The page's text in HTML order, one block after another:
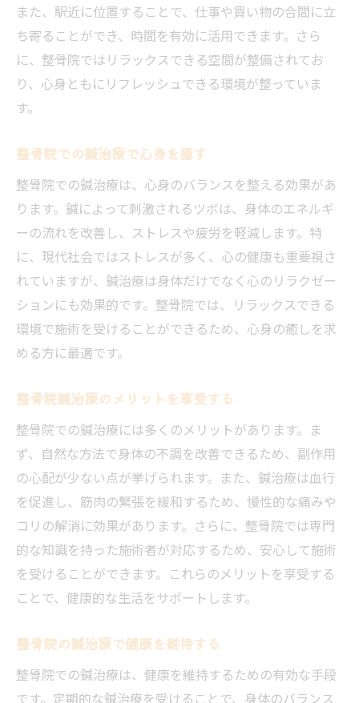
また、駅近に位置することで、仕事や買い物の合間に立
ち寄ることができ、時間を有効に活用できます。さら
に、整骨院ではリラックスできる空間が整備されてお
り、心身ともにリフレッシュできる環境が整っていま
す。
整骨院での鍼治療で心身を癒す
整骨院での鍼治療は、心身のバランスを整える効果があ
ります。鍼によって刺激されるツボは、身体のエネルギ
ーの流れを改善し、ストレスや疲労を軽減します。特
に、現代社会ではストレスが多く、心の健康も重要視さ
れていますが、鍼治療は身体だけでなく心のリラクゼー
ションにも効果的です。整骨院では、リラックスできる
環境で施術を受けることができるため、心身の癒しを求
める方に最適です。
整骨院鍼治療のメリットを享受する
整骨院での鍼治療には多くのメリットがあります。ま
ず、自然な方法で身体の不調を改善できるため、副作用
の心配が少ない点が挙げられます。また、鍼治療は血行
を促進し、筋肉の緊張を緩和するため、慢性的な痛みや
コリの解消に効果があります。さらに、整骨院では専門
的な知識を持った施術者が対応するため、安心して施術
を受けることができます。これらのメリットを享受する
ことで、健康的な生活をサポートします。
整骨院の鍼治療で健康を維持する
整骨院での鍼治療は、健康を維持するための有効な手段
です。定期的な鍼治療を受けることで、身体のバランス